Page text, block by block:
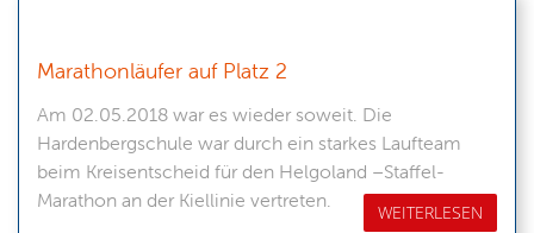
Marathonläufer auf Platz 2
Am 02.05.2018 war es wieder soweit. Die
Hardenbergschule war durch ein starkes Laufteam
beim Kreisentscheid für den Helgoland –Staffel-
Marathon an der Kiellinie vertreten.
WEITERLESEN